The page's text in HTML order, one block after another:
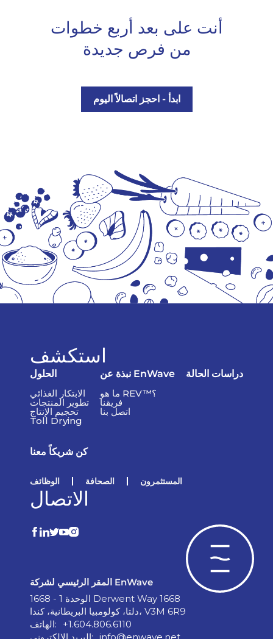
أنت على بعد أربع خطوات
من فرص جديدة
ابدأ - احجز اتصالاً اليوم
استكشف
الحلول
الابتكار الغذائي
تطوير المنتجات
تحجيم الإنتاج
Toll Drying
نبذة عن EnWave
ما هو REV™؟
فريقنا
اتصل بنا
دراسات الحالة
كن شريكاً معنا
الوظائف الصحافة المستثمرون
الاتصال
المقر الرئيسي لشركة EnWave
الوحدة 1 - 1668 Derwent Way 1668
دلتا، كولومبيا البريطانية، كندا، V3M 6R9
الهاتف:
+1.604.806.6110